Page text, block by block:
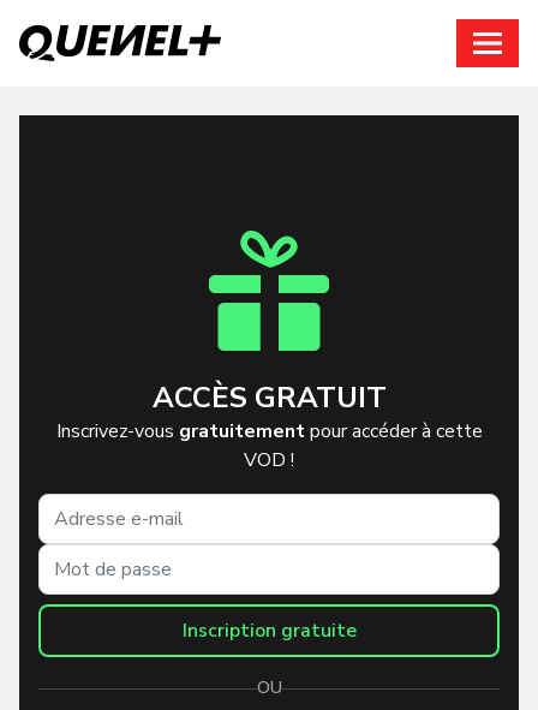
ACCÈS GRATUIT
Inscrivez-vous gratuitementpour accéder à cette
VOD !
Inscription gratuite
OU